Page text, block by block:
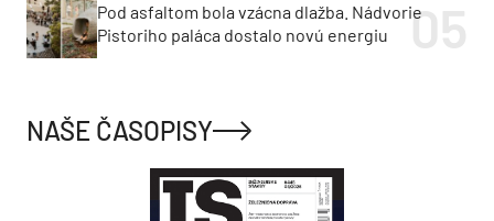
Pod asfaltom bola vzácna dlažba. Nádvorie
Pistoriho paláca dostalo novú energiu
NAŠE ČASOPISY